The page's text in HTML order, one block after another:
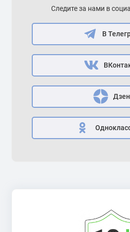
Следите за нами в
В
Дзен